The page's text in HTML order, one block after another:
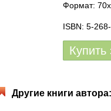
Формат:
ISBN: 5-
Купить
Другие книги автора: